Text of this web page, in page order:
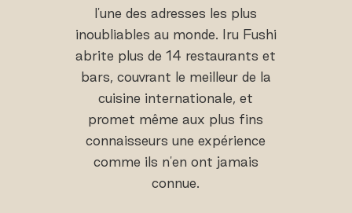
l'une des adresses les plus
inoubliables au monde. Iru Fushi
abrite plus de 14 restaurants et
bars, couvrant le meilleur de la
cuisine internationale, et
promet même aux plus fins
connaisseurs une expérience
comme ils n'en ont jamais
connue.